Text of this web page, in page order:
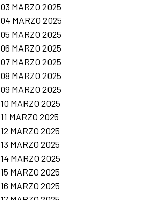
03 MARZO 2025
04 MARZO 2025
05 MARZO 2025
06 MARZO 2025
07 MARZO 2025
08 MARZO 2025
09 MARZO 2025
10 MARZO 2025
11 MARZO 2025
12 MARZO 2025
13 MARZO 2025
14 MARZO 2025
15 MARZO 2025
16 MARZO 2025